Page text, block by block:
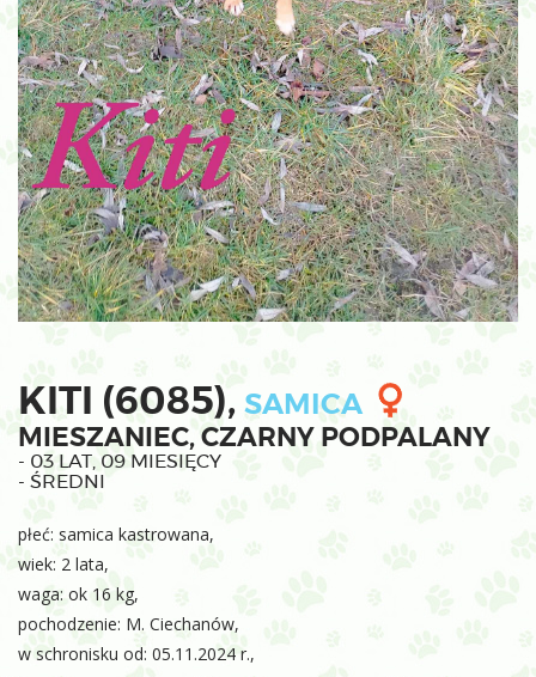
KITI (6085), SAMICA
MIESZANIEC, CZARNY PODPALANY
- 03 LAT, 09 MIESIĘCY
- ŚREDNI
płeć: samica kastrowana,
wiek: 2 lata,
waga: ok 16 kg,
pochodzenie: M. Ciechanów,
w schronisku od: 05.11.2024 r.,